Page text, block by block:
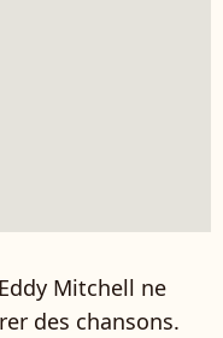
Mitchell ne
des chansons.